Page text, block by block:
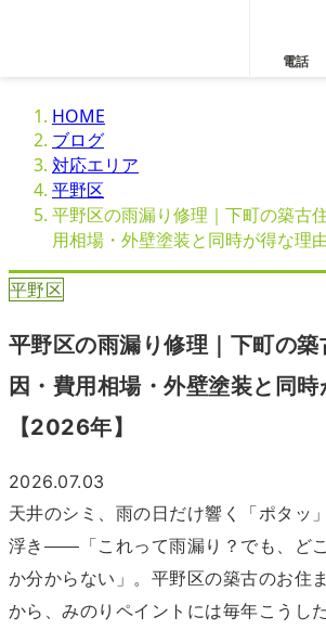
電話
HOME
ブログ
対応エリア
平野区
平野区の雨漏り修理｜下町の築古
用相場・外壁塗装と同時が得な理
平野区
平野区の雨漏り修理｜下町の
因・費用相場・外壁塗装と同
【2026年】
2026.07.03
天井のシミ、雨の日だけ響く「ポタッ
浮き――「これって雨漏り？でも、ど
か分からない」。平野区の築古のお住
から、みのりペイントには毎年こうし